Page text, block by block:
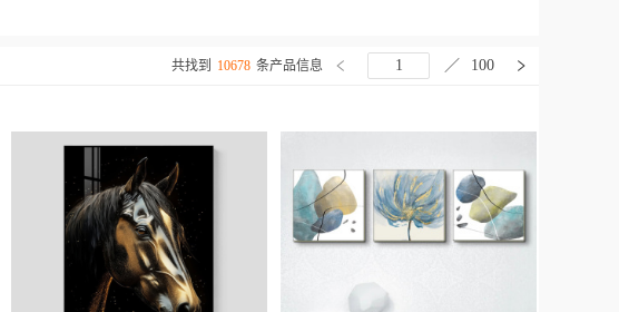
共找到 10678 条产品信息 ／ 100